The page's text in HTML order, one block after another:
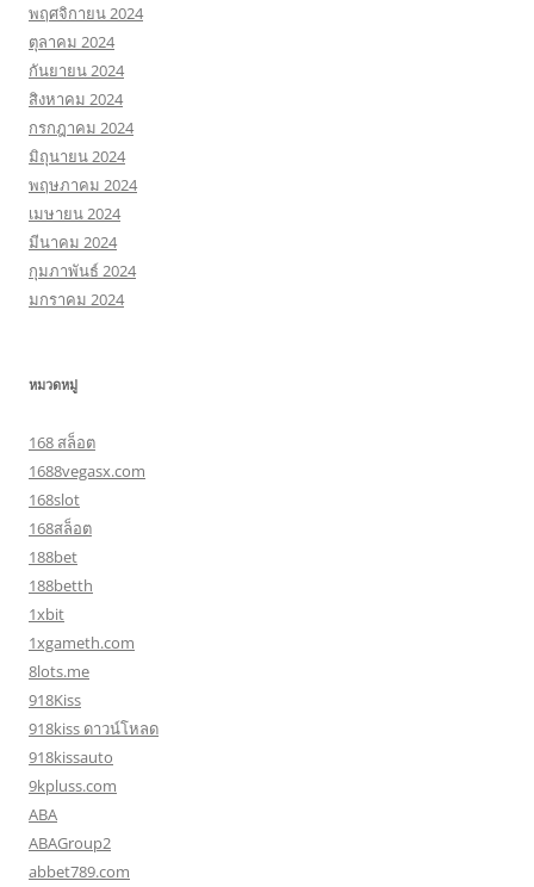
พฤศจิกายน 2024
ตุลาคม 2024
กันยายน 2024
สิงหาคม 2024
กรกฎาคม 2024
มิถุนายน 2024
พฤษภาคม 2024
เมษายน 2024
มีนาคม 2024
กุมภาพันธ์ 2024
มกราคม 2024
หมวดหมู่
168 สล็อต
1688vegasx.com
168slot
168สล็อต
188bet
188betth
1xbit
1xgameth.com
8lots.me
918Kiss
918kiss ดาวน์โหลด
918kissauto
9kpluss.com
ABA
ABAGroup2
abbet789.com